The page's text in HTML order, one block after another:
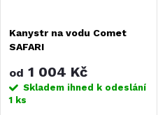
Kanystr na vodu Comet
SAFARI
od 1 004 Kč
Skladem ihned k odeslání
1 ks